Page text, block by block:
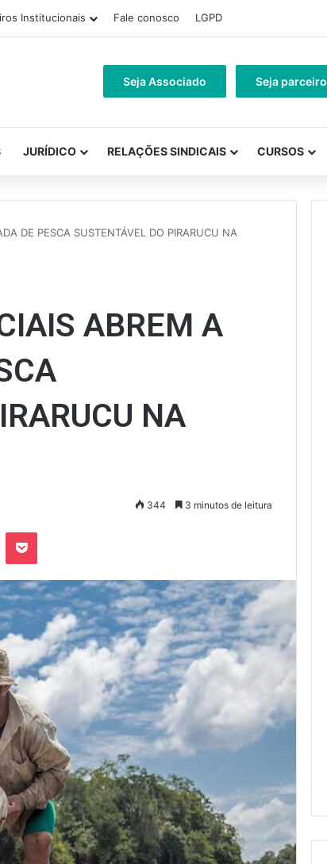
Institucionais Fale conosco LGPD
Seja Associado Seja parceiro
JURÍDICO RELAÇÕES SINDICAIS CURSOS
DE PESCA SUSTENTÁVEL DO PIRARUCU NA
ABREM A
NA
344 3 minutos de leitura
Pocket